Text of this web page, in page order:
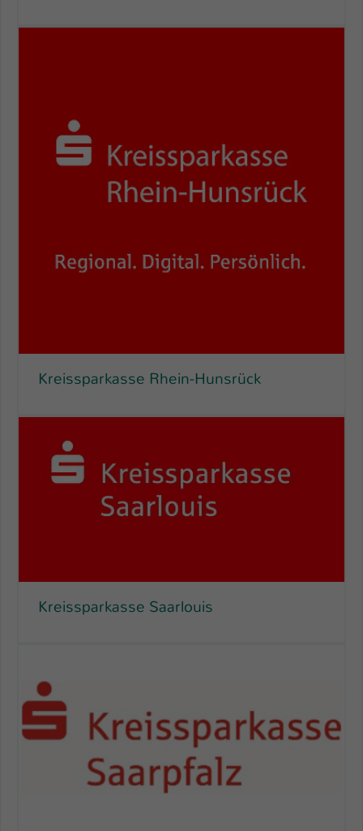
Kreissparkasse Rhein-Hunsrück
Kreissparkasse Saarlouis